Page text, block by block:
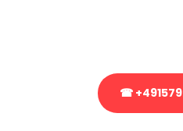
☎